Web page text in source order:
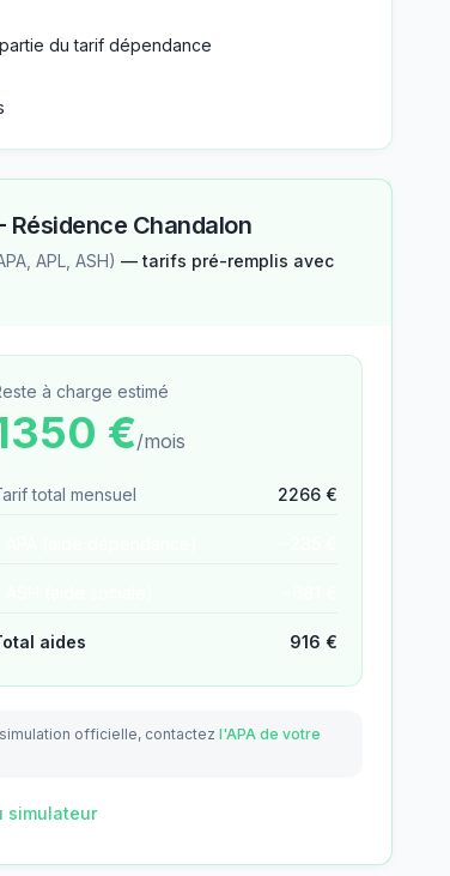
du tarif dépendance
Résidence Chandalon
APL, ASH) — tarifs pré-remplis avec
à charge estimé
€/mois
total mensuel 2266 €
aides 916 €
officielle, contactez l'APA de votre
simulateur